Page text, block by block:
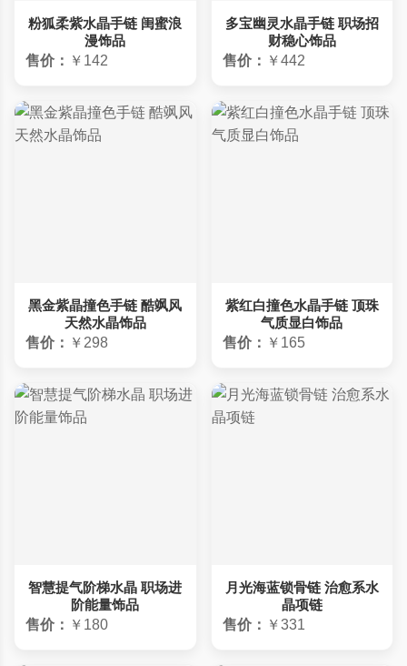
粉狐柔紫水晶手链 闺蜜浪
漫饰品
售价： ￥142
多宝幽灵水晶手链 职场招
财稳心饰品
售价： ￥442
黑金紫晶撞色手链 酷飒风
天然水晶饰品
售价： ￥298
紫红白撞色水晶手链 顶珠
气质显白饰品
售价： ￥165
智慧提气阶梯水晶 职场进
阶能量饰品
售价： ￥180
月光海蓝锁骨链 治愈系水
晶项链
售价： ￥331